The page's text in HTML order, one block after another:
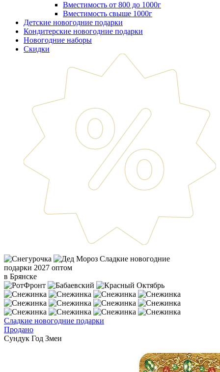
Вместимость от 800 до 1000г
Вместимость свыше 1000г
Детские новогодние подарки
Кондитерские новогодние подарки
Новогодние наборы
Скидки
Сладкие новогодние
подарки 2027 оптом
в Брянске
Сладкие новогодние подарки
Продано
Сундук Год Змеи